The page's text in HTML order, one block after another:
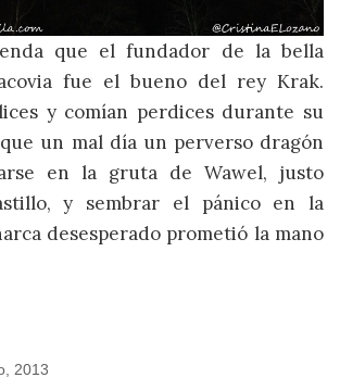
que el fundador de la bella
fue el bueno del rey Krak.
y comían perdices durante su
un mal día un perverso dragón
en la gruta de Wawel, justo
y sembrar el pánico en la
desesperado prometió la mano
2013